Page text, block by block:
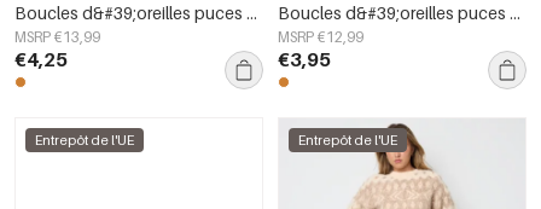
Boucles d&#39;oreilles puces en acier inoxydable, forme irrégulière, collection Simple Daily Simple, bijoux pour femmes
MSRP €13,99
€4,25
Boucles d&#39;oreilles puces en acier inoxydable, forme irrégulière, collection Simple Daily Simple, bijoux pour femmes
MSRP €12,99
€3,95
Entrepôt de l'UE Entrepôt de l'UE